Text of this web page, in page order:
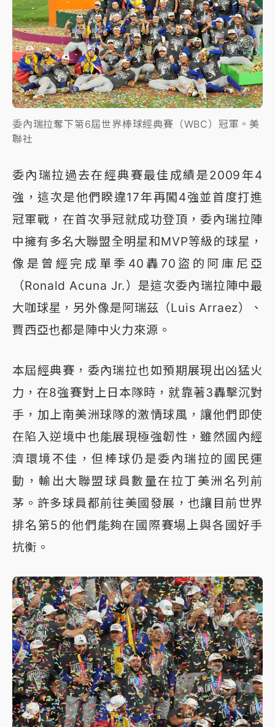
委內瑞拉奪下第6屆世界棒球經典賽（WBC）冠軍。美
聯社
委內瑞拉過去在經典賽最佳成績是2009年4
強，這次是他們睽違17年再闖4強並首度打進
冠軍戰，在首次爭冠就成功登頂，委內瑞拉陣
中擁有多名大聯盟全明星和MVP等級的球星，
像是曾經完成單季40轟70盜的阿庫尼亞
（Ronald Acuna Jr.）是這次委內瑞拉陣中最
大咖球星，另外像是阿瑞茲（Luis Arraez）、
賈西亞也都是陣中火力來源。
本屆經典賽，委內瑞拉也如預期展現出凶猛火
力，在8強賽對上日本隊時，就靠著3轟擊沉對
手，加上南美洲球隊的激情球風，讓他們即使
在陷入逆境中也能展現極強韌性，雖然國內經
濟環境不佳，但棒球仍是委內瑞拉的國民運
動，輸出大聯盟球員數量在拉丁美洲名列前
茅。許多球員都前往美國發展，也讓目前世界
排名第5的他們能夠在國際賽場上與各國好手
抗衡。